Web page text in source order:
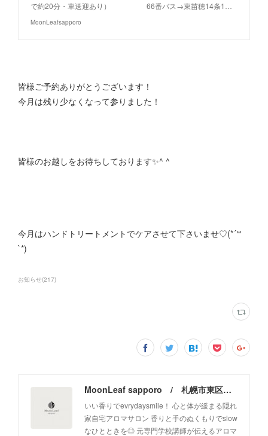
で約20分・車送迎あり） 66番バス→東苗穂14条1…
MoonLeafsapporo
皆様ご予約ありがとうございます！
今月は残り少なくなって参りました！
皆様のお越しをお待ちしております✨^ ^
今月はハンドトリートメントでケアさせて下さいませ♡(*´꒳
`*)
お知らせ(217)
MoonLeaf sapporo / 札幌市東区の100種類以上の香りが楽しめるアロマスクール＆トリートメントサロン
いい香りでevrydaysmile！ 心と体が緩まる隠れ
家自宅アロマサロン 香りと手のぬくもりでslow
なひとときを◎ 元専門学校講師が伝えるアロマ